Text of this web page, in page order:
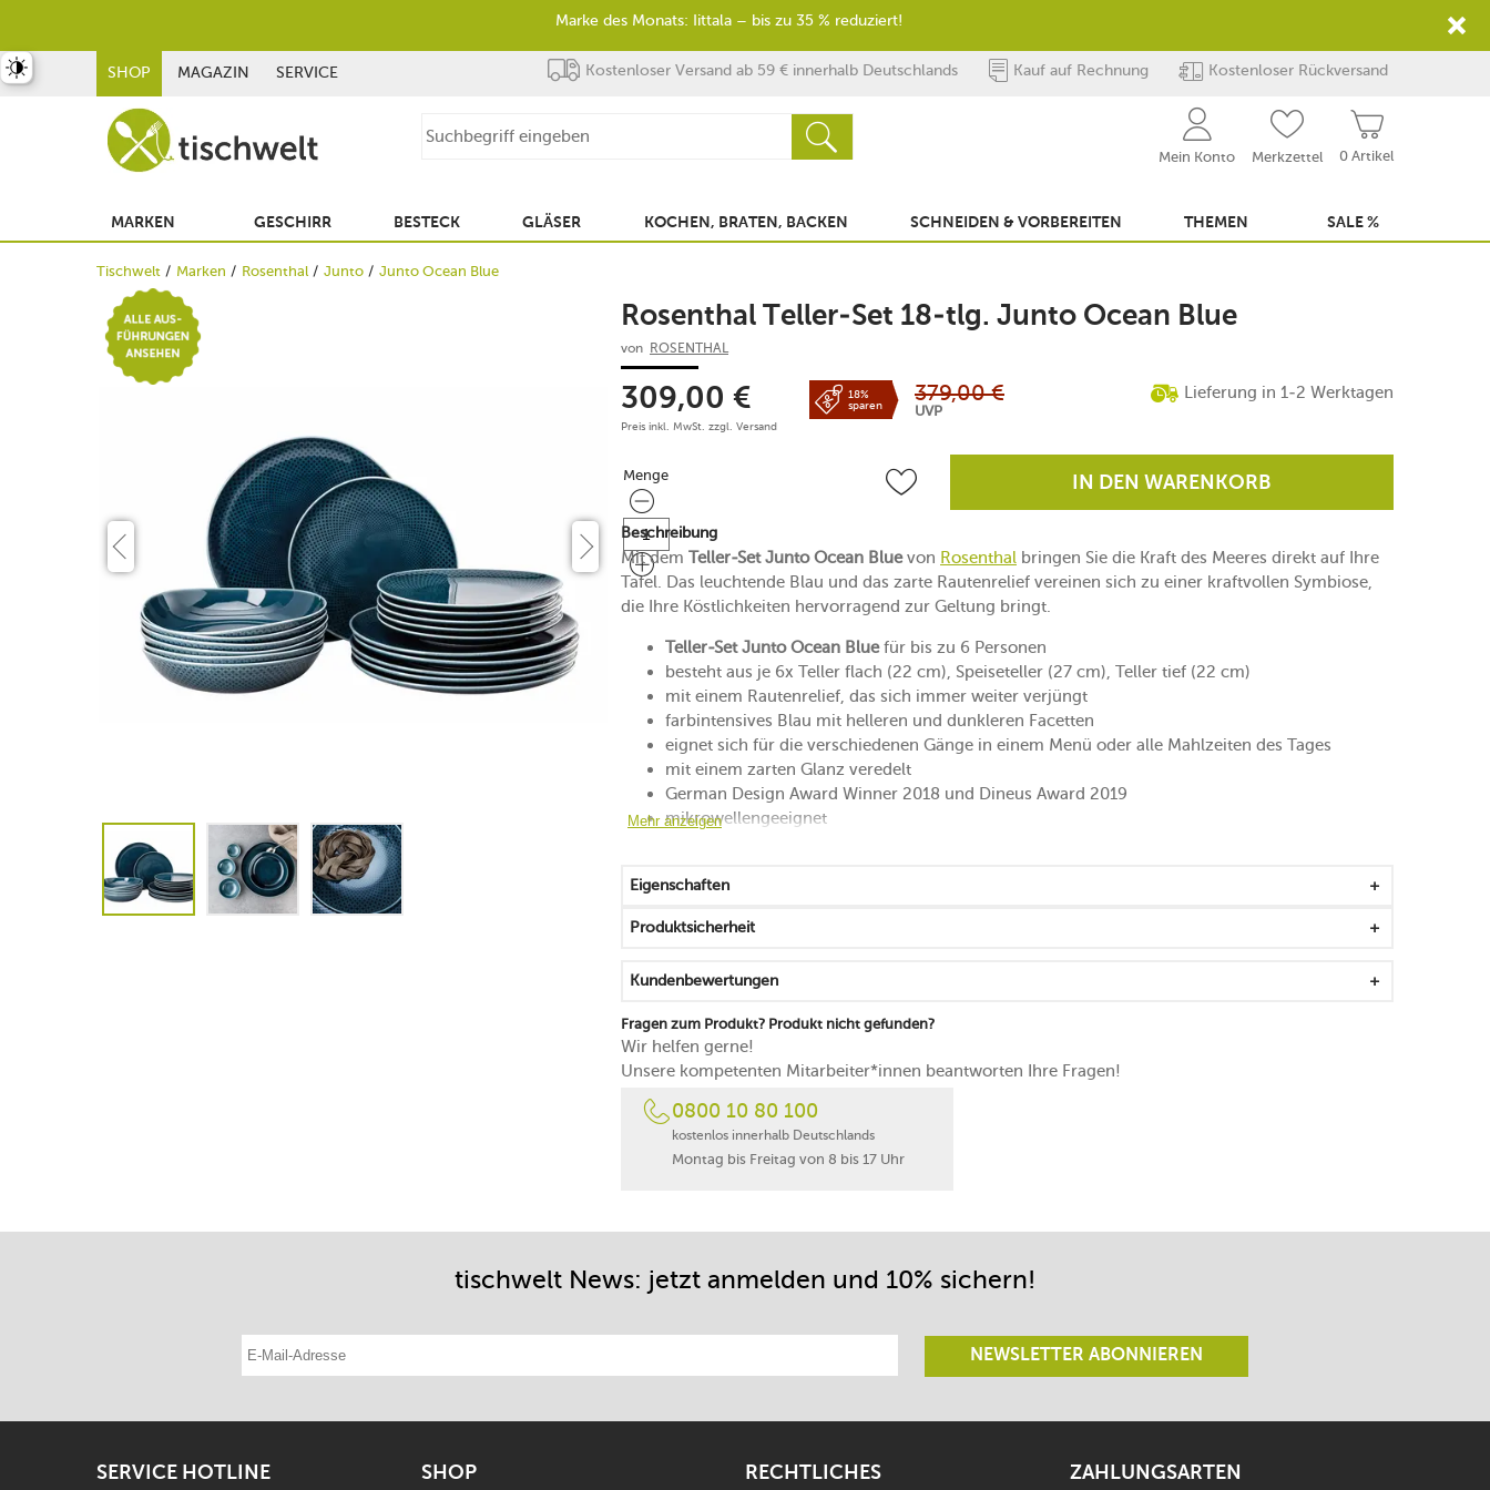
SHOP MAGAZIN SERVICE Kostenloser Versand ab 59 € innerhalb Deutschlands Kauf auf Rechnung Kostenloser Rückversand
0 Artikel
Mein Konto Merkzettel
MARKEN GESCHIRR BESTECK GLÄSER KOCHEN, BRATEN, BACKEN SCHNEIDEN & VORBEREITEN THEMEN SALE %
Tischwelt Marken Rosenthal Junto Junto Ocean Blue
Rosenthal Teller-Set 18-tlg. Junto Ocean Blue
von ROSENTHAL
309,00 €
Preis inkl. MwSt. zzgl. Versand
18%
sparen
379,00 €
UVP
Lieferung in 1-2 Werktagen
Menge
Menge IN DEN WARENKORB
Beschreibung
Mit dem Teller-Set Junto Ocean Bluevon Rosenthal bringen Sie die Kraft des Meeres direkt auf Ihre
Tafel. Das leuchtende Blau und das zarte Rautenrelief vereinen sich zu einer kraftvollen Symbiose,
die Ihre Köstlichkeiten hervorragend zur Geltung bringt.
Teller-Set Junto Ocean Bluefür bis zu 6 Personen
besteht aus je 6x Teller flach (22 cm), Speiseteller (27 cm), Teller tief (22 cm)
mit einem Rautenrelief, das sich immer weiter verjüngt
farbintensives Blau mit helleren und dunkleren Facetten
eignet sich für die verschiedenen Gänge in einem Menü oder alle Mahlzeiten des Tages
mit einem zarten Glanz veredelt
German Design Award Winner 2018 und Dineus Award 2019
mikrowellengeeignet
Mehr anzeigen
Eigenschaften
Produktsicherheit
Kundenbewertungen
Fragen zum Produkt? Produkt nicht gefunden?
Wir helfen gerne!
Unsere kompetenten Mitarbeiter*innen beantworten Ihre Fragen!
0800 10 80 100
kostenlos innerhalb Deutschlands
Montag bis Freitag von 8 bis 17 Uhr
tischwelt News: jetzt anmelden und 10% sichern!
E-Mail-Adresse eintragen
NEWSLETTER ABONNIEREN
SERVICE HOTLINE SHOP RECHTLICHES ZAHLUNGSARTEN
umschalten
Marke des Monats: Iittala – bis zu 35 % reduziert!